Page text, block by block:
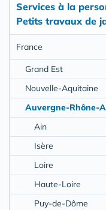
Services à la
Petits travaux de
France
Grand Est
Nouvelle-Aquitaine
Auvergne-Rhône-
Ain
Isère
Loire
Haute-Loire
Puy-de-Dôme